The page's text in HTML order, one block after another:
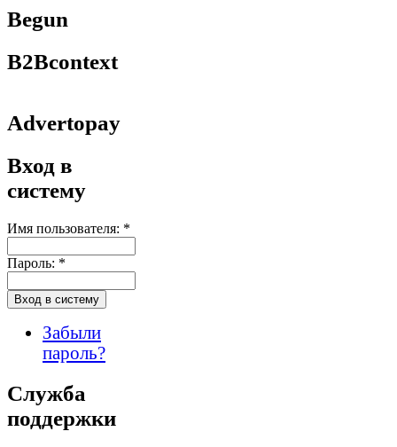
Begun
B2Bcontext
Advertopay
Вход в
систему
Имя пользователя: *
Пароль: *
Забыли
пароль?
Служба
поддержки